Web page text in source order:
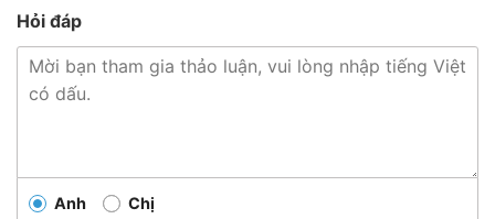
Hỏi đáp
Anh Chị